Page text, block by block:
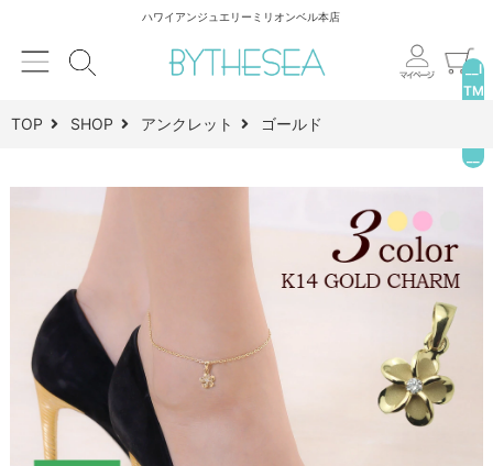
ハワイアンジュエリーミリオンベル本店
__I
TM
TOP SHOP アンクレット ゴールド